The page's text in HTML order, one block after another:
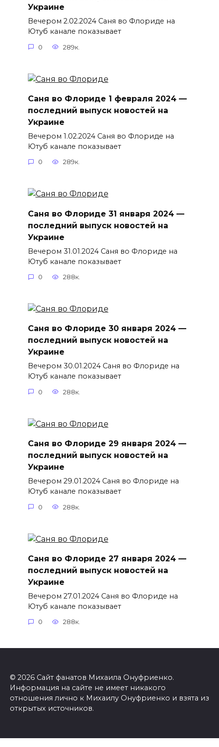
Украине
Вечером 2.02.2024 Саня во Флориде на
Ютуб канале показывает
0 289к.
Саня во Флориде 1 февраля 2024 —
последний выпуск новостей на
Украине
Вечером 1.02.2024 Саня во Флориде на
Ютуб канале показывает
0 289к.
Саня во Флориде 31 января 2024 —
последний выпуск новостей на
Украине
Вечером 31.01.2024 Саня во Флориде на
Ютуб канале показывает
0 288к.
Саня во Флориде 30 января 2024 —
последний выпуск новостей на
Украине
Вечером 30.01.2024 Саня во Флориде на
Ютуб канале показывает
0 288к.
Саня во Флориде 29 января 2024 —
последний выпуск новостей на
Украине
Вечером 29.01.2024 Саня во Флориде на
Ютуб канале показывает
0 288к.
Саня во Флориде 27 января 2024 —
последний выпуск новостей на
Украине
Вечером 27.01.2024 Саня во Флориде на
Ютуб канале показывает
0 288к.
© 2026 Сайт фанатов Михаила Онуфриенко.
Информация на сайте не имеет никакого
отношения лично к Михаилу Онуфриенко и взята из
открытых источников.